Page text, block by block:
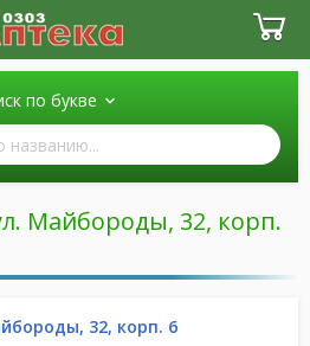
по букве
Майбороды, 32, корп.
32, корп. 6